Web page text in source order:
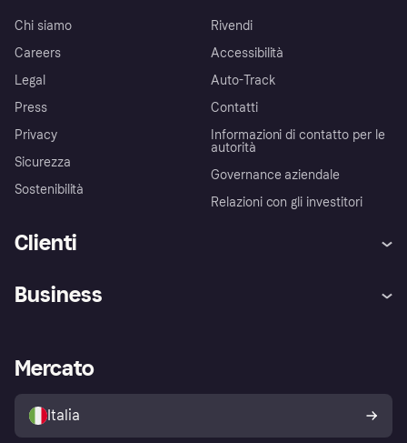
Chi siamo
Careers
Legal
Press
Privacy
Sicurezza
Sostenibilità
Rivendi
Accessibilità
Auto-Track
Contatti
Informazioni di contatto per le
autorità
Governance aziendale
Relazioni con gli investitori
Clienti
Esplora i negozi
Politica di protezione
dell'acquirente Klarna
Business
Accesso aziende
Mercato
Italia